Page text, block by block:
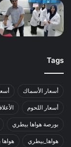
Tags
أسعار الأسماك
أسعار اللحوم
بورصة هواها بيطري
هواها_بيطري